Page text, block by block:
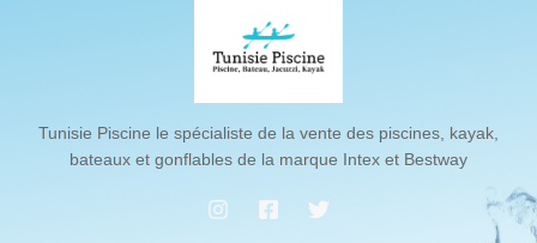
Tunisie Piscine le spécialiste de la vente des piscines, kayak,
bateaux et gonflables de la marque Intex et Bestway